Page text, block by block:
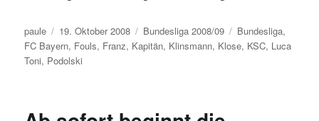
Autor
paule
Veröffentlicht
am
19. Oktober 2008 Kategorien
Bundesliga 2008/09 Schlagwörter
Bundesliga,
FC Bayern, Fouls, Franz, Kapitän, Klinsmann, Klose, KSC, Luca
Toni, Podolski